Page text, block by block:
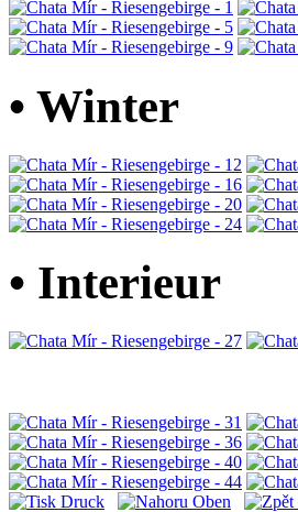
• Winter
• Interieur
Druck Oben